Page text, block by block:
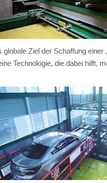
globale Ziel der Schaffung
Technologie, die dabei hilft,